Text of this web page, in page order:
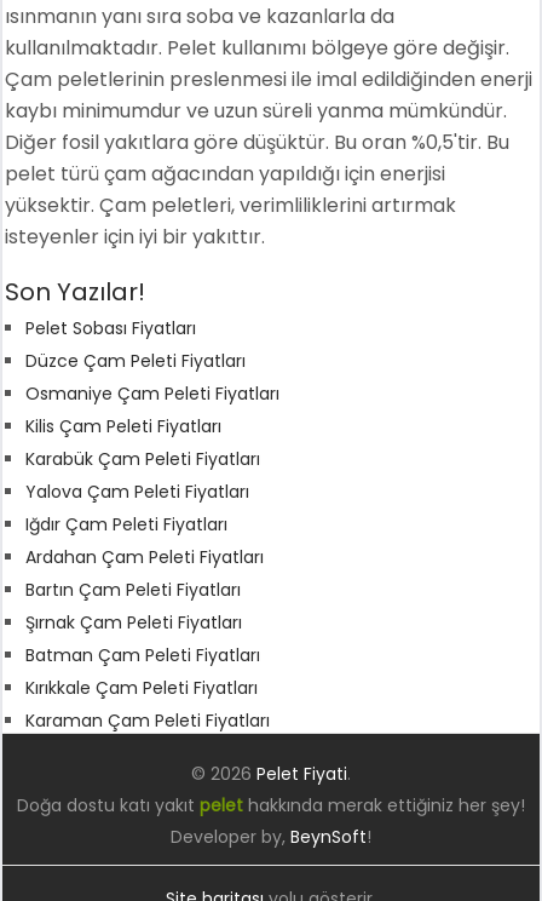
ısınmanın yanı sıra soba ve kazanlarla da
kullanılmaktadır. Pelet kullanımı bölgeye göre değişir.
Çam peletlerinin preslenmesi ile imal edildiğinden enerji
kaybı minimumdur ve uzun süreli yanma mümkündür.
Diğer fosil yakıtlara göre düşüktür. Bu oran %0,5'tir. Bu
pelet türü çam ağacından yapıldığı için enerjisi
yüksektir. Çam peletleri, verimliliklerini artırmak
isteyenler için iyi bir yakıttır.
Son Yazılar!
Pelet Sobası Fiyatları
Düzce Çam Peleti Fiyatları
Osmaniye Çam Peleti Fiyatları
Kilis Çam Peleti Fiyatları
Karabük Çam Peleti Fiyatları
Yalova Çam Peleti Fiyatları
Iğdır Çam Peleti Fiyatları
Ardahan Çam Peleti Fiyatları
Bartın Çam Peleti Fiyatları
Şırnak Çam Peleti Fiyatları
Batman Çam Peleti Fiyatları
Kırıkkale Çam Peleti Fiyatları
Karaman Çam Peleti Fiyatları
© 2026 Pelet Fiyati.
Doğa dostu katı yakıt pelethakkında merak ettiğiniz her şey!
Developer by, BeynSoft!